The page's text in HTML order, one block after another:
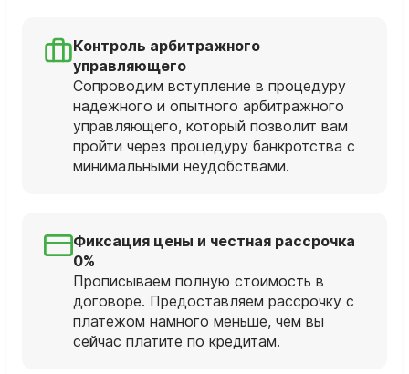
Контроль арбитражного
управляющего
Сопроводим вступление в процедуру
надежного и опытного арбитражного
управляющего, который позволит вам
пройти через процедуру банкротства с
минимальными неудобствами.
Фиксация цены и честная рассрочка
0%
Прописываем полную стоимость в
договоре. Предоставляем рассрочку с
платежом намного меньше, чем вы
сейчас платите по кредитам.